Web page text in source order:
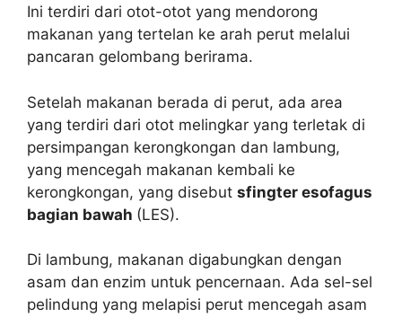
Ini terdiri dari otot-otot yang mendorong
makanan yang tertelan ke arah perut melalui
pancaran gelombang berirama.
Setelah makanan berada di perut, ada area
yang terdiri dari otot melingkar yang terletak di
persimpangan kerongkongan dan lambung,
yang mencegah makanan kembali ke
kerongkongan, yang disebut sfingter esofagus
bagian bawah (LES).
Di lambung, makanan digabungkan dengan
asam dan enzim untuk pencernaan. Ada sel-sel
pelindung yang melapisi perut mencegah asam